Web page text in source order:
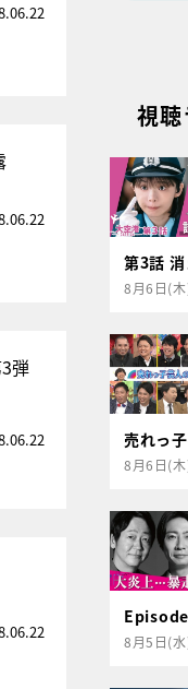
弾
視
第3話
8月6日(
売れっ
8月6日(
8月5日(